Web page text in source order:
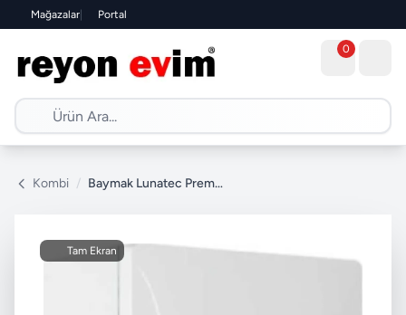
Mağazalar| Portal
0
Kombi / Baymak Lunatec Premix 35 kW Hermetik Tam Yoğuşmalı Kombi
Tam Ekran